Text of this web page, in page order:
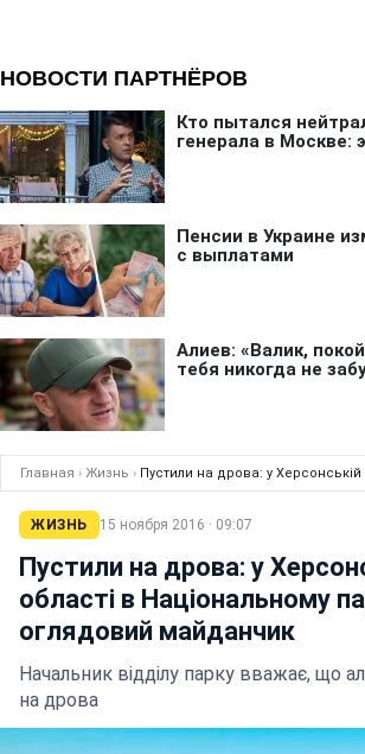
Главная › Жизнь › Пустили на дрова: у
ЖИЗНЬ 15 ноября 2016 · 09:07
Пустили на дрова: у
області в Національному
оглядовий майданчик
Начальник відділу парку вважає, що
на дрова